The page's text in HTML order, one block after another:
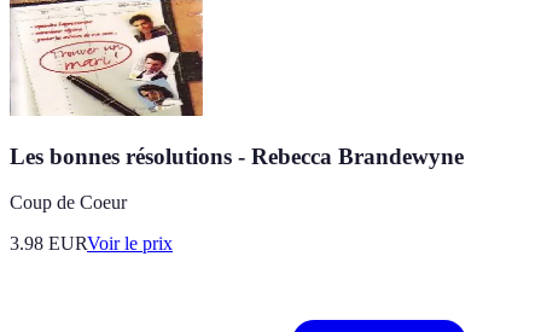
Les bonnes résolutions - Rebecca Brandewyne
Coup de Coeur
3.98 EURVoir le prix